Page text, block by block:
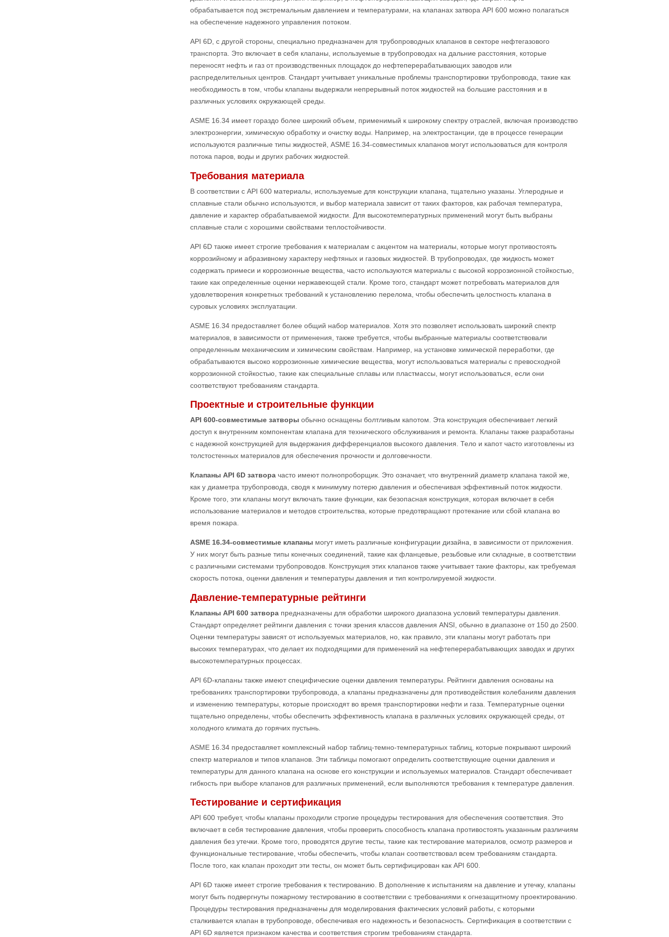
обрабатывается под экстремальным давлением и температурами, на клапанах затвора API 600 можно полагаться
на обеспечение надежного управления потоком.
API 6D, с другой стороны, специально предназначен для трубопроводных клапанов в секторе нефтегазового
транспорта. Это включает в себя клапаны, используемые в трубопроводах на дальние расстояния, которые
переносят нефть и газ от производственных площадок до нефтеперерабатывающих заводов или
распределительных центров. Стандарт учитывает уникальные проблемы транспортировки трубопровода, такие как
необходимость в том, чтобы клапаны выдержали непрерывный поток жидкостей на большие расстояния и в
различных условиях окружающей среды.
ASME 16.34 имеет гораздо более широкий объем, применимый к широкому спектру отраслей, включая производство
электроэнергии, химическую обработку и очистку воды. Например, на электростанции, где в процессе генерации
используются различные типы жидкостей, ASME 16.34-совместимых клапанов могут использоваться для контроля
потока паров, воды и других рабочих жидкостей.
Требования материала
В соответствии с API 600 материалы, используемые для конструкции клапана, тщательно указаны. Углеродные и
сплавные стали обычно используются, и выбор материала зависит от таких факторов, как рабочая температура,
давление и характер обрабатываемой жидкости. Для высокотемпературных применений могут быть выбраны
сплавные стали с хорошими свойствами теплостойчивости.
API 6D также имеет строгие требования к материалам с акцентом на материалы, которые могут противостоять
коррозийному и абразивному характеру нефтяных и газовых жидкостей. В трубопроводах, где жидкость может
содержать примеси и коррозионные вещества, часто используются материалы с высокой коррозионной стойкостью,
такие как определенные оценки нержавеющей стали. Кроме того, стандарт может потребовать материалов для
удовлетворения конкретных требований к установлению перелома, чтобы обеспечить целостность клапана в
суровых условиях эксплуатации.
ASME 16.34 предоставляет более общий набор материалов. Хотя это позволяет использовать широкий спектр
материалов, в зависимости от применения, также требуется, чтобы выбранные материалы соответствовали
определенным механическим и химическим свойствам. Например, на установке химической переработки, где
обрабатываются высоко коррозионные химические вещества, могут использоваться материалы с превосходной
коррозионной стойкостью, такие как специальные сплавы или пластмассы, могут использоваться, если они
соответствуют требованиям стандарта.
Проектные и строительные функции
API 600-совместимые затворы обычно оснащены болтливым капотом. Эта конструкция обеспечивает легкий
доступ к внутренним компонентам клапана для технического обслуживания и ремонта. Клапаны также разработаны
с надежной конструкцией для выдержания дифференциалов высокого давления. Тело и капот часто изготовлены из
толстостенных материалов для обеспечения прочности и долговечности.
Клапаны API 6D затвора часто имеют полнопроборщик. Это означает, что внутренний диаметр клапана такой же,
как у диаметра трубопровода, сводя к минимуму потерю давления и обеспечивая эффективный поток жидкости.
Кроме того, эти клапаны могут включать такие функции, как безопасная конструкция, которая включает в себя
использование материалов и методов строительства, которые предотвращают протекание или сбой клапана во
время пожара.
ASME 16.34-совместимые клапаны могут иметь различные конфигурации дизайна, в зависимости от приложения.
У них могут быть разные типы конечных соединений, такие как фланцевые, резьбовые или складные, в соответствии
с различными системами трубопроводов. Конструкция этих клапанов также учитывает такие факторы, как требуемая
скорость потока, оценки давления и температуры давления и тип контролируемой жидкости.
Давление-температурные рейтинги
Клапаны API 600 затвора предназначены для обработки широкого диапазона условий температуры давления.
Стандарт определяет рейтинги давления с точки зрения классов давления ANSI, обычно в диапазоне от 150 до 2500.
Оценки температуры зависят от используемых материалов, но, как правило, эти клапаны могут работать при
высоких температурах, что делает их подходящими для применений на нефтеперерабатывающих заводах и других
высокотемпературных процессах.
API 6D-клапаны также имеют специфические оценки давления температуры. Рейтинги давления основаны на
требованиях транспортировки трубопровода, а клапаны предназначены для противодействия колебаниям давления
и изменению температуры, которые происходят во время транспортировки нефти и газа. Температурные оценки
тщательно определены, чтобы обеспечить эффективность клапана в различных условиях окружающей среды, от
холодного климата до горячих пустынь.
ASME 16.34 предоставляет комплексный набор таблиц-темно-температурных таблиц, которые покрывают широкий
спектр материалов и типов клапанов. Эти таблицы помогают определить соответствующие оценки давления и
температуры для данного клапана на основе его конструкции и используемых материалов. Стандарт обеспечивает
гибкость при выборе клапанов для различных применений, если выполняются требования к температуре давления.
Тестирование и сертификация
API 600 требует, чтобы клапаны проходили строгие процедуры тестирования для обеспечения соответствия. Это
включает в себя тестирование давления, чтобы проверить способность клапана противостоять указанным различиям
давления без утечки. Кроме того, проводятся другие тесты, такие как тестирование материалов, осмотр размеров и
функциональные тестирование, чтобы обеспечить, чтобы клапан соответствовал всем требованиям стандарта.
После того, как клапан проходит эти тесты, он может быть сертифицирован как API 600.
API 6D также имеет строгие требования к тестированию. В дополнение к испытаниям на давление и утечку, клапаны
могут быть подвергнуты пожарному тестированию в соответствии с требованиями к огнезащитному проектированию.
Процедуры тестирования предназначены для моделирования фактических условий работы, с которыми
сталкивается клапан в трубопроводе, обеспечивая его надежность и безопасность. Сертификация в соответствии с
API 6D является признаком качества и соответствия строгим требованиям стандарта.